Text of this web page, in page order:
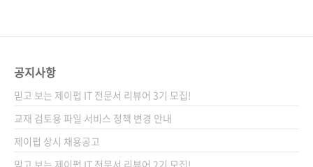
년 사이 많은 플랫폼에서 동..
스이십사] 출판사제이펍지은이Sera(정세영)시
쪽판 형 46배판형(188*257*18.9)제 본무선
(soft cover)정 가29,800원 ISBN979-11-
91600-40-7 (13000) 키워드유튜브, 영상편집,
그래픽, 디자인, 동영상편집, 파이널컷, 프리미어
공지사항
믿고 보는 제이펍 IT 전문서 리뷰어 3기 모집!
교재 검토용 파일 서비스 정책 변경 안내
제이펍 상시 채용공고
믿고 보는 제이펍 IT 전문서 리뷰어 2기 모집!